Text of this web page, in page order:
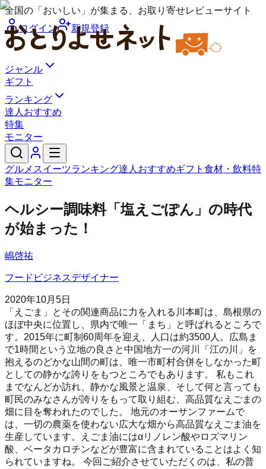
全国の「おいしい」が集まる、お取り寄せレビューサイト
ログイン
新規登録
ジャンル
ギフト
ランキング
達人おすすめ
特集
モニター
グルメ スイーツランキング達人おすすめギフト 食材・飲料特
集モニター
ヘルシー調味料「塩えごぽん」の時代
が始まった！
嶋啓祐
フードビジネスデザイナー
2020年10月5日
「えごま」とその関連商品に力を入れる川本町は、島根県の
ほぼ中央に位置し、県内で唯一「まち」と呼ばれるところで
す。2015年に町制60周年を迎え、人口は約3500人。広島ま
で1時間という立地の良さと中国地方一の河川「江の川」を
抱えるのどかな山間の町は、唯一市町村合併をしなかった町
としての静かな誇りをもつところでもあります。 私もこれ
までなんどか訪れ、静かな風景と温泉、そして何と言っても
町民のみなさんが誇りをもって取り組む、高品質なえごまの
畑に目を奪われたのでした。 地元のオーサンファームで
は、一切の農薬を使わない広大な畑から高品質なえごま油を
生産しています。えごま油にはαリノレン酸やロズマリン
酸、ベータカロチンなどが豊富に含まれていることはよく知
られていますね。 今回ご紹介させていただくのは、私の普